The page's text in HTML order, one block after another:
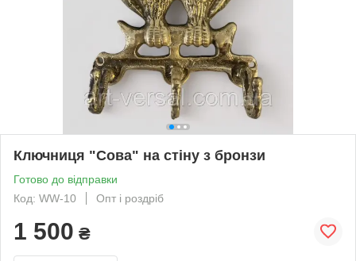
Ключниця "Сова" на стіну з бронзи
Готово до відправки
Код: WW-10
Опт і роздріб
1 500 ₴